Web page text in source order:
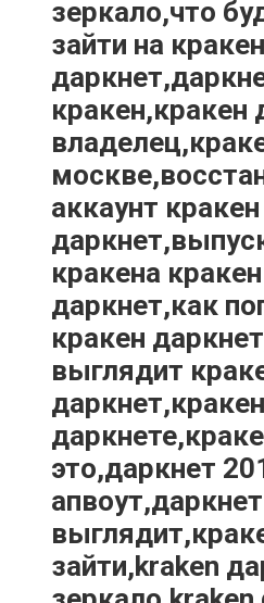
зеркало,что
зайти на кракен
кракен,кракен
аккаунт кракен
кракена
даркнет,как
кракен
выглядит
это,даркнет
зайти,kraken